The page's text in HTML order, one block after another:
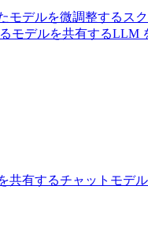
モデルを微調整する ス
モデルを共有するLLM
共有するチャットモデ